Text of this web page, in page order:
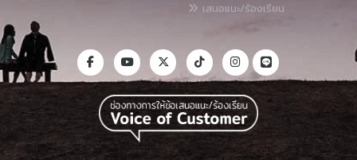
เสนอแนะ/ร้องเรียน